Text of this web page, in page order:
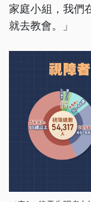
家庭小組，我們
就去教會。」